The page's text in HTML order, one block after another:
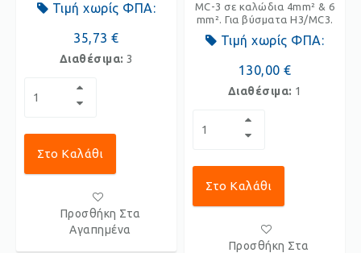
Τιμή χωρίς ΦΠΑ:
35,73 €
Διαθέσιμα: 3
Στο Καλάθι
Προσθήκη Στα
Αγαπημένα
MC-3 σε καλώδια 4mm² & 6
mm². Για βύσματα H3/MC3.
Τιμή χωρίς ΦΠΑ:
130,00 €
Διαθέσιμα: 1
Στο Καλάθι
Προσθήκη Στα